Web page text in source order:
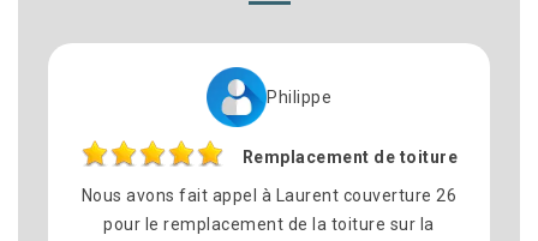
de toiture
couverture 26
la toiture sur la
Je remercie Laurent pour les
toiture sur la commune de aubenas